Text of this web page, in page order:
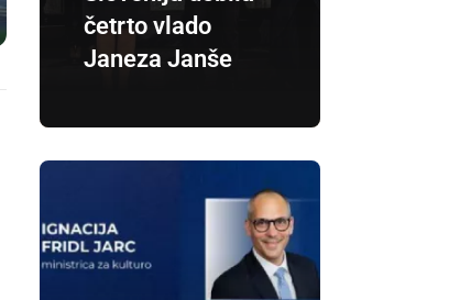
četrto vlado
Janeza Janše